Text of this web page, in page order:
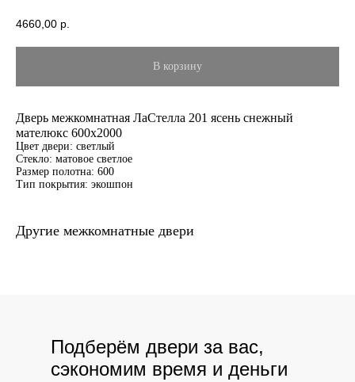
4660,00 р.
В корзину
Дверь межкомнатная ЛаСтелла 201 ясень снежный
мателюкс 600х2000
Цвет двери: светлый
Стекло: матовое светлое
Размер полотна: 600
Тип покрытия: экошпон
Другие межкомнатные двери
Подберём двери за вас,
сэкономим время и деньги